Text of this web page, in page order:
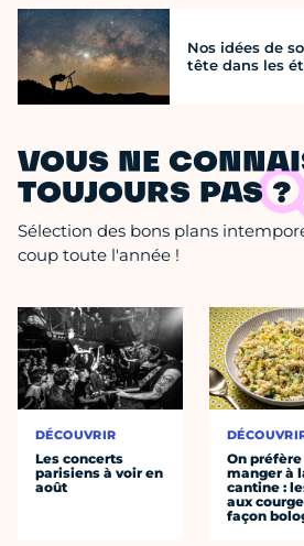
Nos idées de
tête dans les
VOUS NE
TOUJOURS PAS ?
Sélection des bons plans
coup toute l'année !
DÉCOUVRIR
Les concerts
parisiens à voir en
août
On préfère
manger à
cantine :
aux
façon